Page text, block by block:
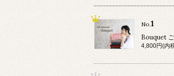
No.1
Bouquet
4,800円(内